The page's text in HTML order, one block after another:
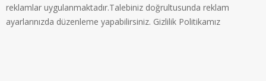
reklamlar uygulanmaktadır.Talebiniz doğrultusunda reklam
ayarlarınızda düzenleme yapabilirsiniz. Gizlilik Politikamız